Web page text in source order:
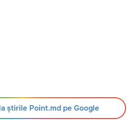
știrile Point.md pe Google